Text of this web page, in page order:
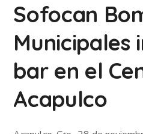
Sofocan
Municipales
bar en el
Acapulco